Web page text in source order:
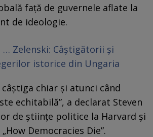
față de guvernele aflate la
de ideologie.
… Zelenski: Câștigătorii și
istorice din Ungaria
chiar și atunci când
echitabilă”, a declarat Steven
de științe politice la Harvard și
Democracies Die”.